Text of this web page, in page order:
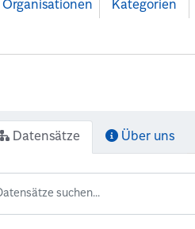
Organisationen Kategorien
Datensätze Über uns